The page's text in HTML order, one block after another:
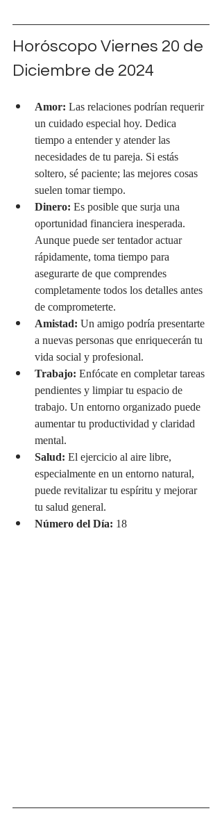
Horóscopo Viernes 20 de
Diciembre de 2024
Amor: Las relaciones podrían requerir
un cuidado especial hoy. Dedica
tiempo a entender y atender las
necesidades de tu pareja. Si estás
soltero, sé paciente; las mejores cosas
suelen tomar tiempo.
Dinero: Es posible que surja una
oportunidad financiera inesperada.
Aunque puede ser tentador actuar
rápidamente, toma tiempo para
asegurarte de que comprendes
completamente todos los detalles antes
de comprometerte.
Amistad: Un amigo podría presentarte
a nuevas personas que enriquecerán tu
vida social y profesional.
Trabajo: Enfócate en completar tareas
pendientes y limpiar tu espacio de
trabajo. Un entorno organizado puede
aumentar tu productividad y claridad
mental.
Salud: El ejercicio al aire libre,
especialmente en un entorno natural,
puede revitalizar tu espíritu y mejorar
tu salud general.
Número del Día: 18